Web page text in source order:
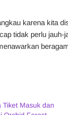
karena kita
tidak perlu jauh-
Tiket Masuk dan